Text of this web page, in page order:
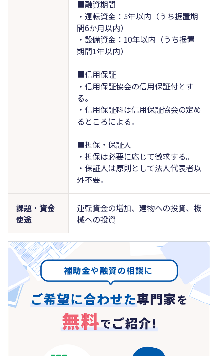
■融資期間
・運転資金：5年以内（うち据置期
間6か月以内）
・設備資金：10年以内（うち据置
期間1年以内）
■信用保証
・信用保証協会の信用保証付とす
る。
・信用保証料は信用保証協会の定め
るところによる。
■担保・保証人
・担保は必要に応じて徴求する。
・保証人は原則として法人代表者以
外不要。
課題・資金
使途
運転資金の増加、建物への投資、機
械への投資